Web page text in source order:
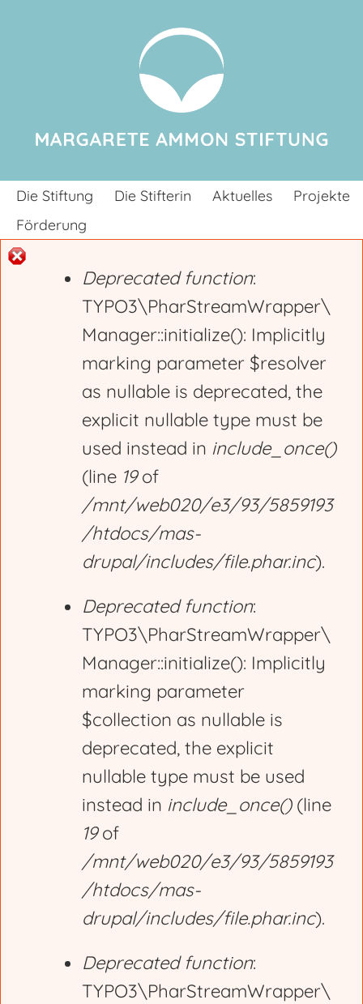
Die Stiftung Die Stifterin Aktuelles
Projekte
Förderung
Deprecated function:
TYPO3\PharStreamWrapper\
Manager::initialize(): Implicitly
marking parameter $resolver
as nullable is deprecated, the
explicit nullable type must be
used instead in include_once()
(line 19of
/mnt/web020/e3/93/5859193
/htdocs/mas-
drupal/includes/file.phar.inc).
Deprecated function:
TYPO3\PharStreamWrapper\
Manager::initialize(): Implicitly
marking parameter
$collection as nullable is
deprecated, the explicit
nullable type must be used
instead in include_once()(line
19of
/mnt/web020/e3/93/5859193
/htdocs/mas-
drupal/includes/file.phar.inc).
Deprecated function:
TYPO3\PharStreamWrapper\